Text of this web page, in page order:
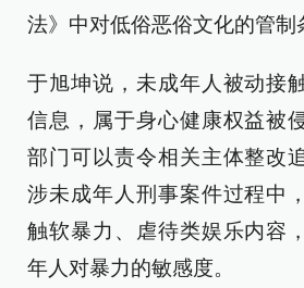
法》中对低俗恶俗文化的管制
于旭坤说，未成年人被动接
信息，属于身心健康权益被
部门可以责令相关主体整改
涉未成年人刑事案件过程中
触软暴力、虐待类娱乐内容
年人对暴力的敏感度。